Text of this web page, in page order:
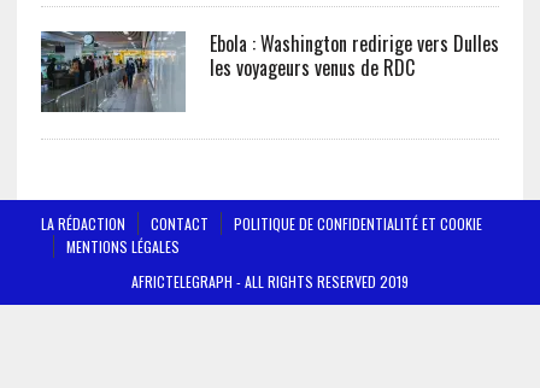
Ebola : Washington redirige vers Dulles
les voyageurs venus de RDC
LA RÉDACTION CONTACT
POLITIQUE DE CONFIDENTIALITÉ ET COOKIE
MENTIONS LÉGALES
AFRICTELEGRAPH - ALL RIGHTS RESERVED 2019